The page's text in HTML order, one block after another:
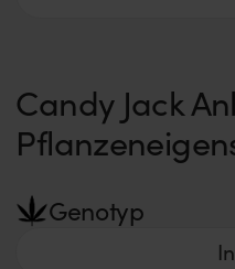
Candy Jack
Genotyp